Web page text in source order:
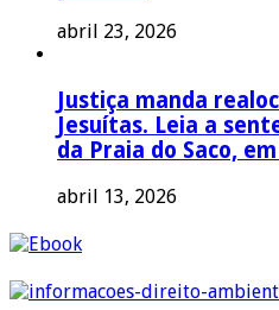
abril 23, 2026
Justiça manda
Jesuítas. Leia a
da Praia do Saco,
abril 13, 2026